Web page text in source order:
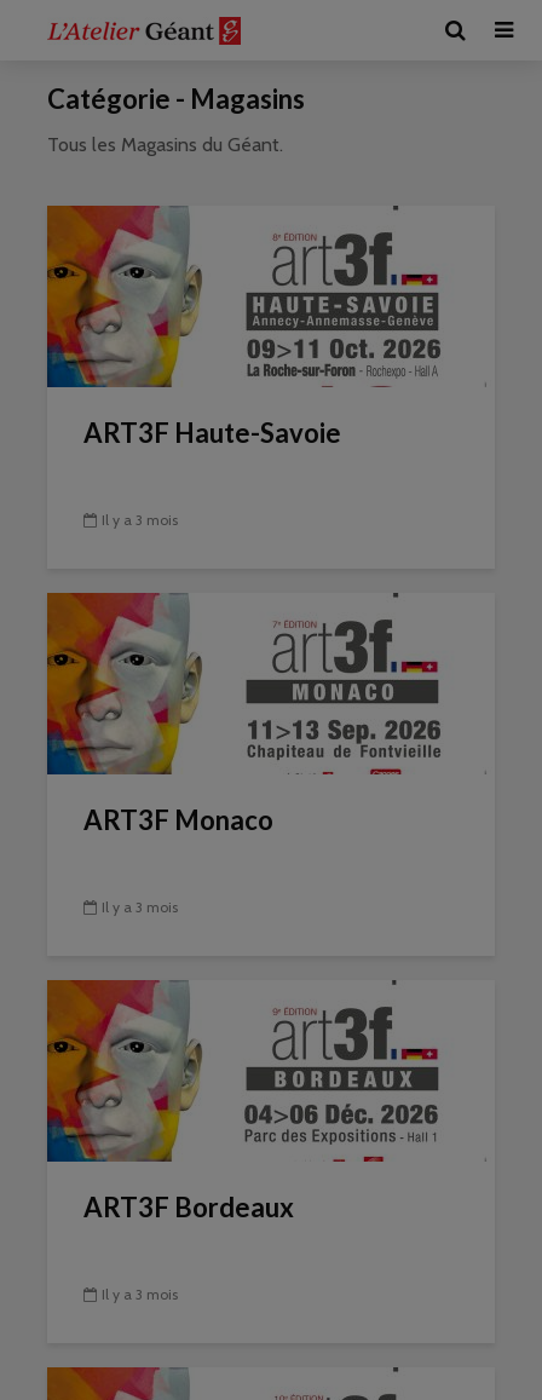
Catégorie - Magasins
Tous les Magasins du Géant.
ART3F Haute-Savoie
Il y a 3 mois
ART3F Monaco
Il y a 3 mois
ART3F Bordeaux
Il y a 3 mois